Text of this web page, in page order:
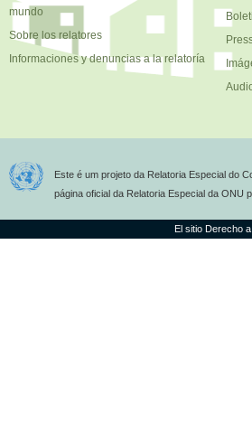
mundo
Sobre los relatores
Informaciones y denuncias a la relatoría
Este é um projeto da Relatoria Especial do
página oficial da Relatoria Especial da ONU
El sitio Derecho